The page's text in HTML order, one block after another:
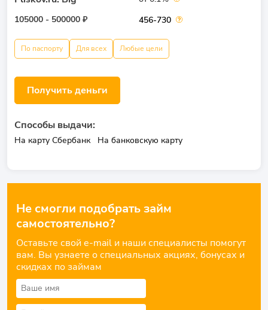
105000 - 500000 ₽
456-730
По паспорту Для всех Любые цели
Получить деньги
Способы выдачи:
На карту Сбербанк На банковскую карту
Не смогли подобрать займ
самостоятельно?
Оставьте свой e-mail и наши специалисты помогут
вам. Вы узнаете о специальных акциях, бонусах и
скидках по займам